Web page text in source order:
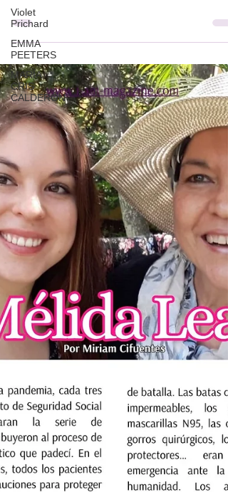
Violet
Prichard
EMMA
PEETERS
MARÍA
CRIS
CALDERÓN
ANÉCDOTA - Por Miriam Cifuentes